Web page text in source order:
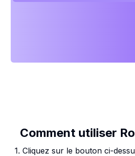
Comment utiliser
1. Cliquez sur le bouton ci-